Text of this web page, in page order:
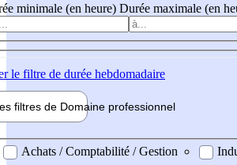
minimale (en heure) Durée maximale (en
le filtre de durée hebdomadaire
filtres de Domaine professionnel
professionel
Achats / Comptabilité / Gestion